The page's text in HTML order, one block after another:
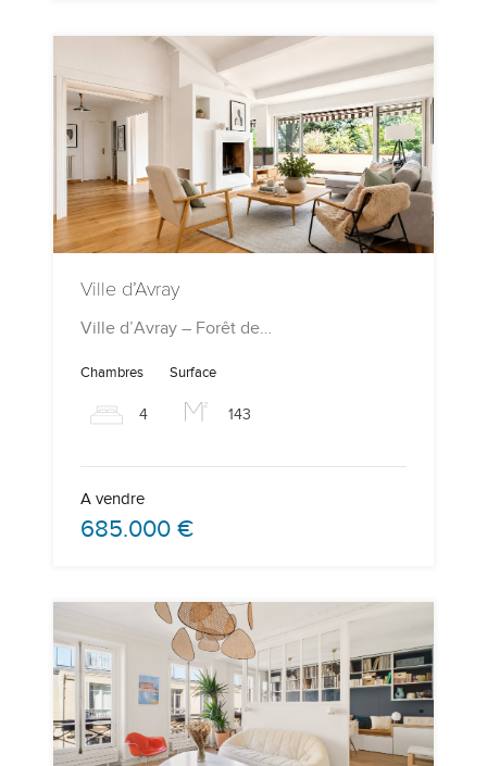
Ville d’Avray
Ville d’Avray – Forêt de…
Chambres
4
Surface
143
A vendre
685.000 €